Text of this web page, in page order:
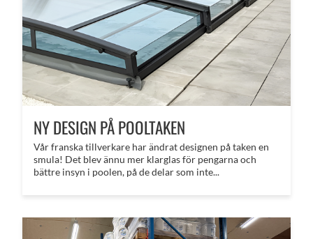
NY DESIGN PÅ POOLTAKEN
Vår franska tillverkare har ändrat designen på taken en
smula! Det blev ännu mer klarglas för pengarna och
bättre insyn i poolen, på de delar som inte...